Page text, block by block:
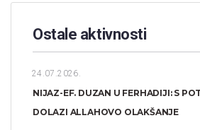
Ostale aktivnosti
24.07.2026.
NIJAZ-EF. DUZAN U FERHADIJI: S
DOLAZI ALLAHOVO OLAKŠANJE